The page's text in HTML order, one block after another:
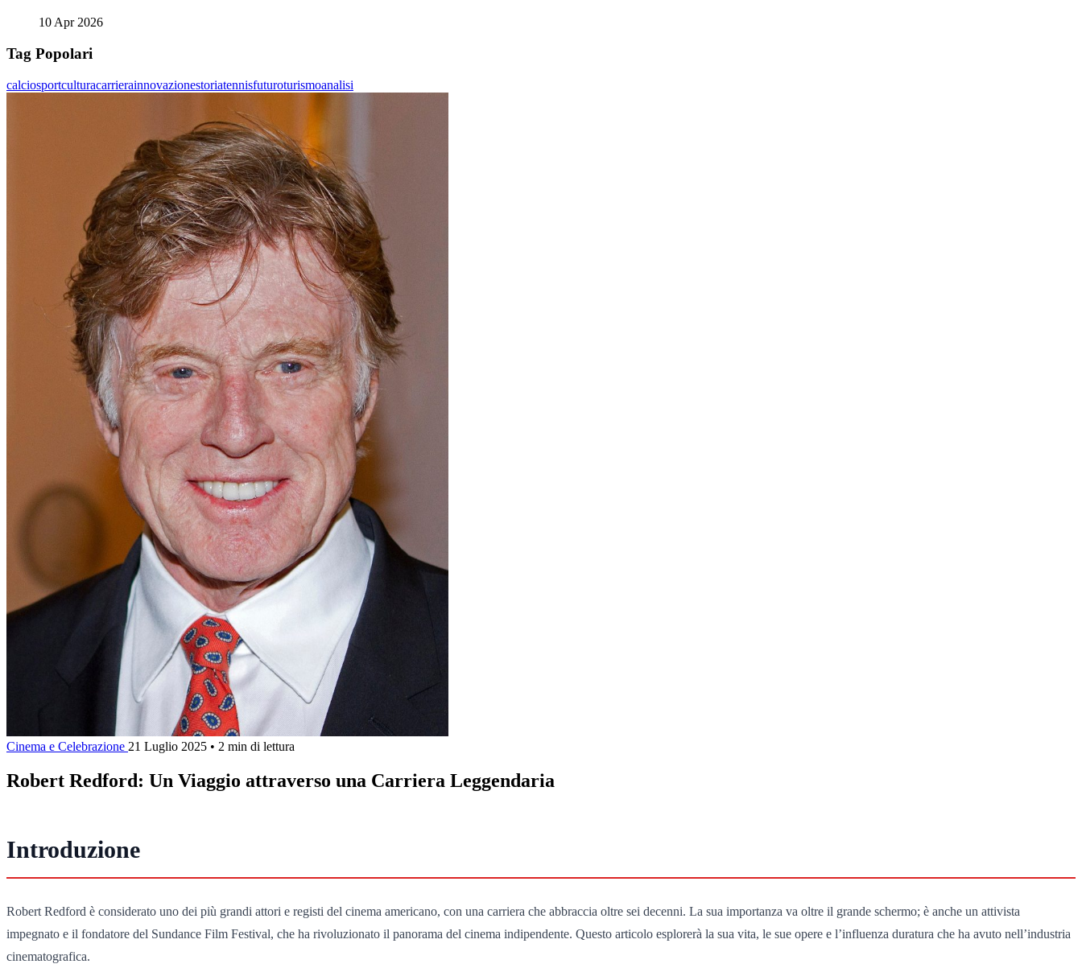
10 Apr 2026
Tag Popolari
calciosportculturacarrierainnovazionestoriatennisfuturoturismoanalisi
Cinema e Celebrazione 21 Luglio 2025 • 2 min di lettura
Robert Redford: Un Viaggio attraverso una Carriera Leggendaria
Introduzione
Robert Redford è considerato uno dei più grandi attori e registi del cinema americano, con una carriera che abbraccia oltre sei decenni. La sua importanza va oltre il grande schermo; è anche un attivista
impegnato e il fondatore del Sundance Film Festival, che ha rivoluzionato il panorama del cinema indipendente. Questo articolo esplorerà la sua vita, le sue opere e l’influenza duratura che ha avuto nell’industria
cinematografica.